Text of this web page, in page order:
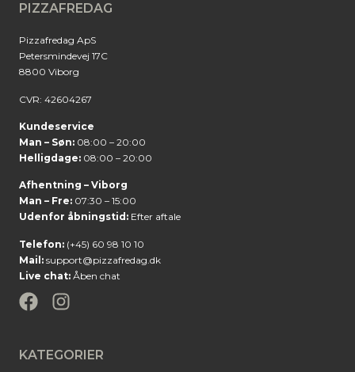
PIZZAFREDAG
Pizzafredag ApS
Petersmindevej 17C
8800 Viborg
CVR: 42604267
Kundeservice
Man – Søn: 08:00 – 20:00
Helligdage: 08:00 – 20:00
Afhentning – Viborg
Man – Fre: 07:30 – 15:00
Udenfor åbningstid: Efter aftale
Telefon: (+45) 60 98 10 10
Mail: support@pizzafredag.dk
Live chat: Åben chat
KATEGORIER